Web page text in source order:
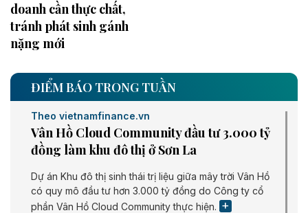
doanh cần thực chất,
tránh phát sinh gánh
nặng mới
ĐIỂM BÁO TRONG TUẦN
Theo vietnamfinance.vn
Vân Hồ Cloud Community đầu tư 3.000 tỷ
đồng làm khu đô thị ở Sơn La
Dự án Khu đô thị sinh thái trị liệu giữa mây trời Vân Hồ
có quy mô đầu tư hơn 3.000 tỷ đồng do Công ty cổ
phần Vân Hồ Cloud Community thực hiện.